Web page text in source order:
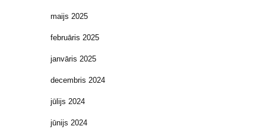
maijs 2025
februāris 2025
janvāris 2025
decembris 2024
jūlijs 2024
jūnijs 2024